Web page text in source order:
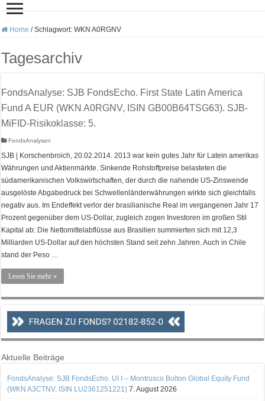
Home / Schlagwort:WKN A0RGNV
Tagesarchiv
FondsAnalyse: SJB FondsEcho. First State Latin America
Fund A EUR (WKN A0RGNV, ISIN GB00B64TSG63). SJB-
MiFID-Risikoklasse: 5.
FondsAnalysen
SJB | Korschenbroich, 20.02.2014. 2013 war kein gutes Jahr für Latein amerikas
Währungen und Aktienmärkte. Sinkende Rohstoffpreise belasteten die
südamerikanischen Volkswirtschaften, der durch die nahende US-Zinswende
ausgelöste Abgabedruck bei Schwellenländerwährungen wirkte sich gleichfalls
negativ aus. Im Endeffekt verlor der brasilianische Real im vergangenen Jahr 17
Prozent gegenüber dem US-Dollar, zugleich zogen Investoren im großen Stil
Kapital ab: Die Nettomittelabflüsse aus Brasilien summierten sich mit 12,3
Milliarden US-Dollar auf den höchsten Stand seit zehn Jahren. Auch in Chile
stand der Peso …
Lesen Sie mehr »
Aktuelle Beiträge
FondsAnalyse: SJB FondsEcho. UI I – Montrusco Bolton Global Equity Fund
(WKN A3CTNV, ISIN LU2361251221) 7. August 2026